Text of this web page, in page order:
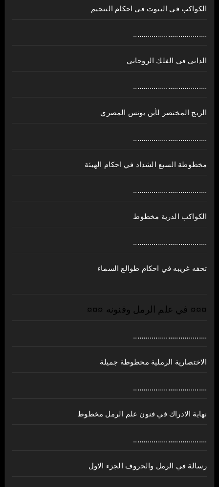
الكواكب في البيوت في احكام التنجيم
....................................
الداني في الفلك الروحاني
....................................
الزيج المختصر لأبن يونس المصري
....................................
مخطوطة السبع الشداد في احكام الهيئة
....................................
الكواكب الدرية مخطوط
....................................
تحفه غريبه في احكام طوالع السماء
¤¤¤ في علم الرمل وفنونه ¤¤¤
....................................
الاختصارية الرملية مخطوطة جميلة
....................................
نهاية الادراك في فنون علم الرمل مخطوط
....................................
رسالة في الرمل والحروف الجزء الاول